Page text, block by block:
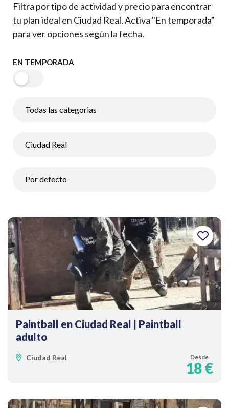
Filtra por tipo de actividad y precio para encontrar
tu plan ideal en Ciudad Real. Activa "En temporada"
para ver opciones según la fecha.
EN TEMPORADA
Paintball en Ciudad Real | Paintball
adulto
Ciudad Real Desde
18 €